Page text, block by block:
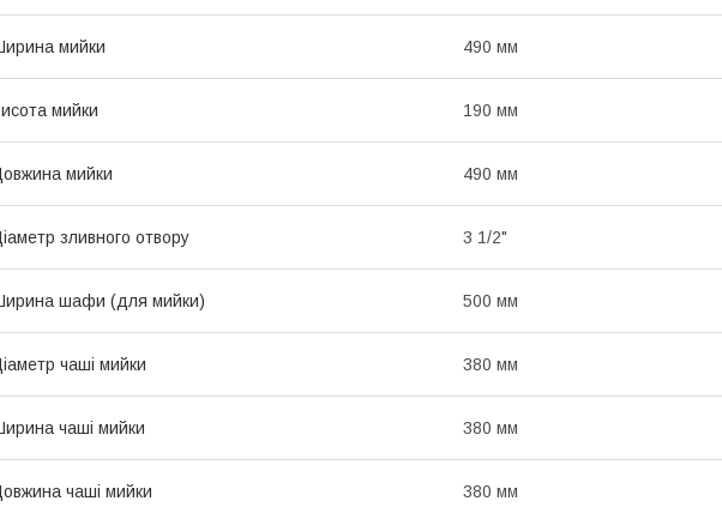
мийки 490 мм
мийки 190 мм
мийки 490 мм
зливного отвору 3 1/2"
шафи (для мийки) 500 мм
чаші мийки 380 мм
чаші мийки 380 мм
чаші мийки 380 мм